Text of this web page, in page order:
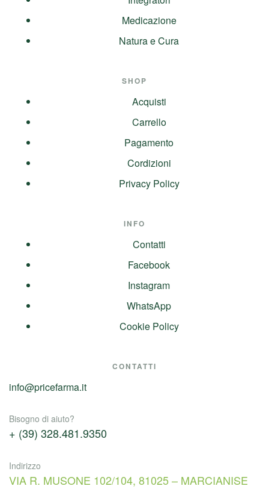
Medicazione
Natura e Cura
SHOP
Acquisti
Carrello
Pagamento
Cordizioni
Privacy Policy
INFO
Contatti
Facebook
Instagram
WhatsApp
Cookie Policy
CONTATTI
info@pricefarma.it
Bisogno di aiuto?
+ (39) 328.481.9350
Indirizzo
VIA R. MUSONE 102/104, 81025 – MARCIANISE